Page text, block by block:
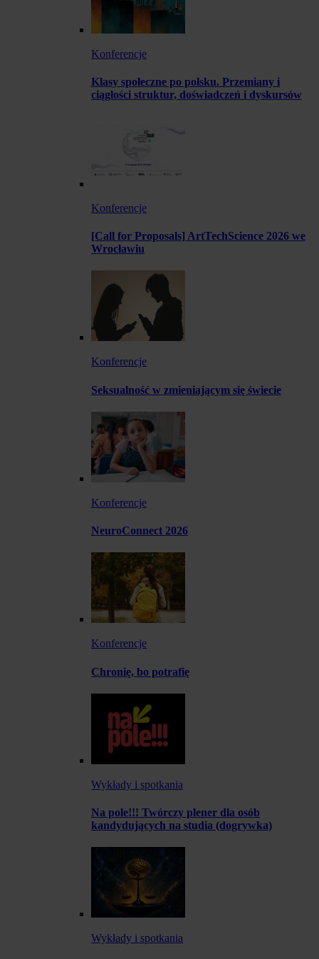
Konferencje
Klasy społeczne po polsku. Przemiany i
ciągłości struktur, doświadczeń i dyskursów
Konferencje
[Call for Proposals] ArtTechScience 2026 we
Wrocławiu
Konferencje
Seksualność w zmieniającym się świecie
Konferencje
NeuroConnect 2026
Konferencje
Chronię, bo potrafię
Wykłady i spotkania
Na pole!!! Twórczy plener dla osób
kandydujących na studia (dogrywka)
Wykłady i spotkania